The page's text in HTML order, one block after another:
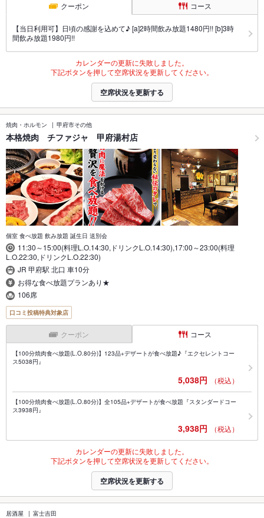
クーポン コース
【当日利用可】日頃の感謝を込めて♪ [a]2時間飲み放題1480円!! [b]3時
間飲み放題1980円!!
カレンダーの更新に失敗しました。
下記ボタンを押して空席状況を更新してください。
空席状況を更新する
焼肉・ホルモン 甲府市その他
本格焼肉 チファジャ 甲府湯村店
個室 食べ放題 飲み放題 誕生日 送別会
11:30～15:00(料理L.O.14:30,ドリンクL.O.14:30),17:00～23:00(料理
L.O.22:30,ドリンクL.O.22:30)
JR 甲府駅 北口 車10分
お得な食べ放題プランあり★
106席
口コミ投稿特典対象店
クーポン コース
【100分焼肉食べ放題(L.O.80分)】123品+デザートが食べ放題♪『エクセレントコー
ス5038円』
5,038円 （税込）
【100分焼肉食べ放題(L.O.80分)】全105品+デザートが食べ放題『スタンダードコー
ス3938円』
3,938円 （税込）
カレンダーの更新に失敗しました。
下記ボタンを押して空席状況を更新してください。
空席状況を更新する
居酒屋 富士吉田